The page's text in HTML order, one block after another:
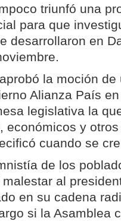
triunfó una
para que
desarrollaron en
la moción
Alianza País
legislativa la
económicos y
cuando se
de los
al
en su cadena
si la Asamblea